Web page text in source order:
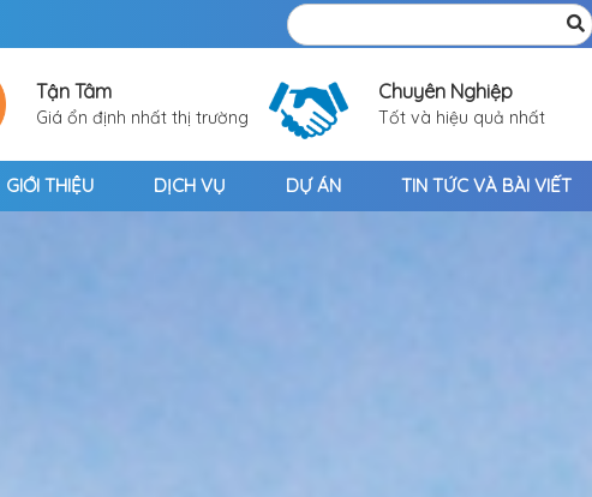
Tận Tâm
Giá ổn định nhất thị trường
Chuyên Nghiệp
Tốt và hiệu quả nhất
GIỚI THIỆU DỊCH VỤ DỰ ÁN TIN TỨC VÀ BÀI VIẾT